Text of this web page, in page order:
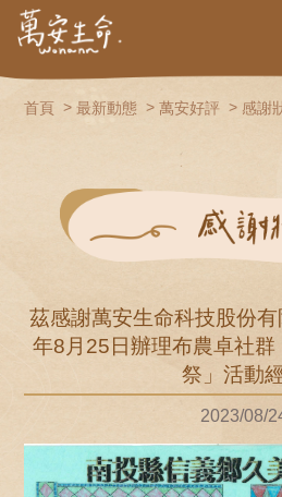
首頁 最新動態 萬安好評 感謝
茲感謝萬安生命科技股份
年8月25日辦理布農卓社
祭」活動
2023/08/